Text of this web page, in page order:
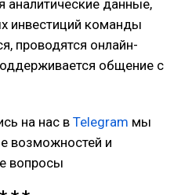
аналитические данные,
инвестиций команды
проводятся онлайн-
общение с
на нас в Telegram мы
возможностей и
вопросы